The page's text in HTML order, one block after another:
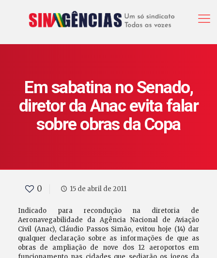
Em sabatina no Senado,
diretor da Anac evita falar
sobre obras da Copa
0 15 de abril de 2011
Indicado para recondução na diretoria de
Aeronavegabilidade da Agência Nacional de Aviação
Civil (Anac), Cláudio Passos Simão, evitou hoje (14) dar
qualquer declaração sobre as informações de que as
obras de ampliação de nove dos 12 aeroportos em